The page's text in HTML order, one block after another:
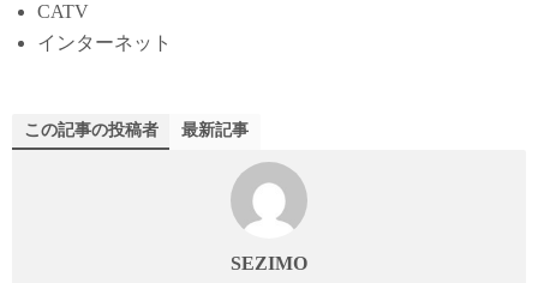
CATV
インターネット
この記事の投稿者 最新記事
SEZIMO